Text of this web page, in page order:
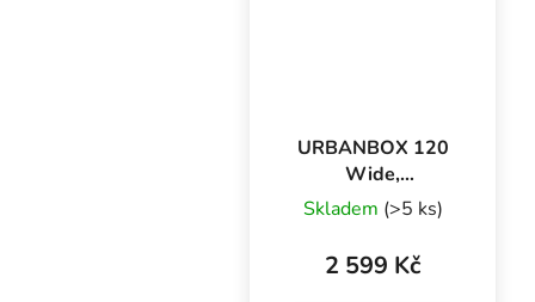
URBANBOX 120
Wide,
120x60x180 cm
Skladem (>5 ks)
2 599 Kč